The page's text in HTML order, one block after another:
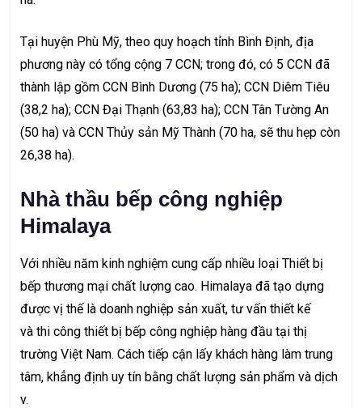
Tại huyện Phù Mỹ, theo quy hoạch tỉnh Bình Định, địa
phương này có tổng cộng 7 CCN; trong đó, có 5 CCN đã
thành lập gồm CCN Bình Dương (75 ha); CCN Diêm Tiêu
(38,2 ha); CCN Đại Thạnh (63,83 ha); CCN Tân Tường An
(50 ha) và CCN Thủy sản Mỹ Thành (70 ha, sẽ thu hẹp còn
26,38 ha).
Nhà thầu bếp công nghiệp
Himalaya
Với nhiều năm kinh nghiệm cung cấp nhiều loại Thiết bị
bếp thương mại chất lượng cao. Himalaya đã tạo dựng
được vị thế là doanh nghiệp sản xuất, tư vấn thiết kế
và thi công thiết bị bếp công nghiệp hàng đầu tại thị
trường Việt Nam. Cách tiếp cận lấy khách hàng làm trung
tâm, khẳng định uy tín bằng chất lượng sản phẩm và dịch
v.